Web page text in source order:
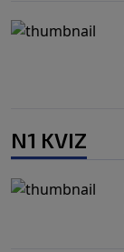
N1 KVIZ